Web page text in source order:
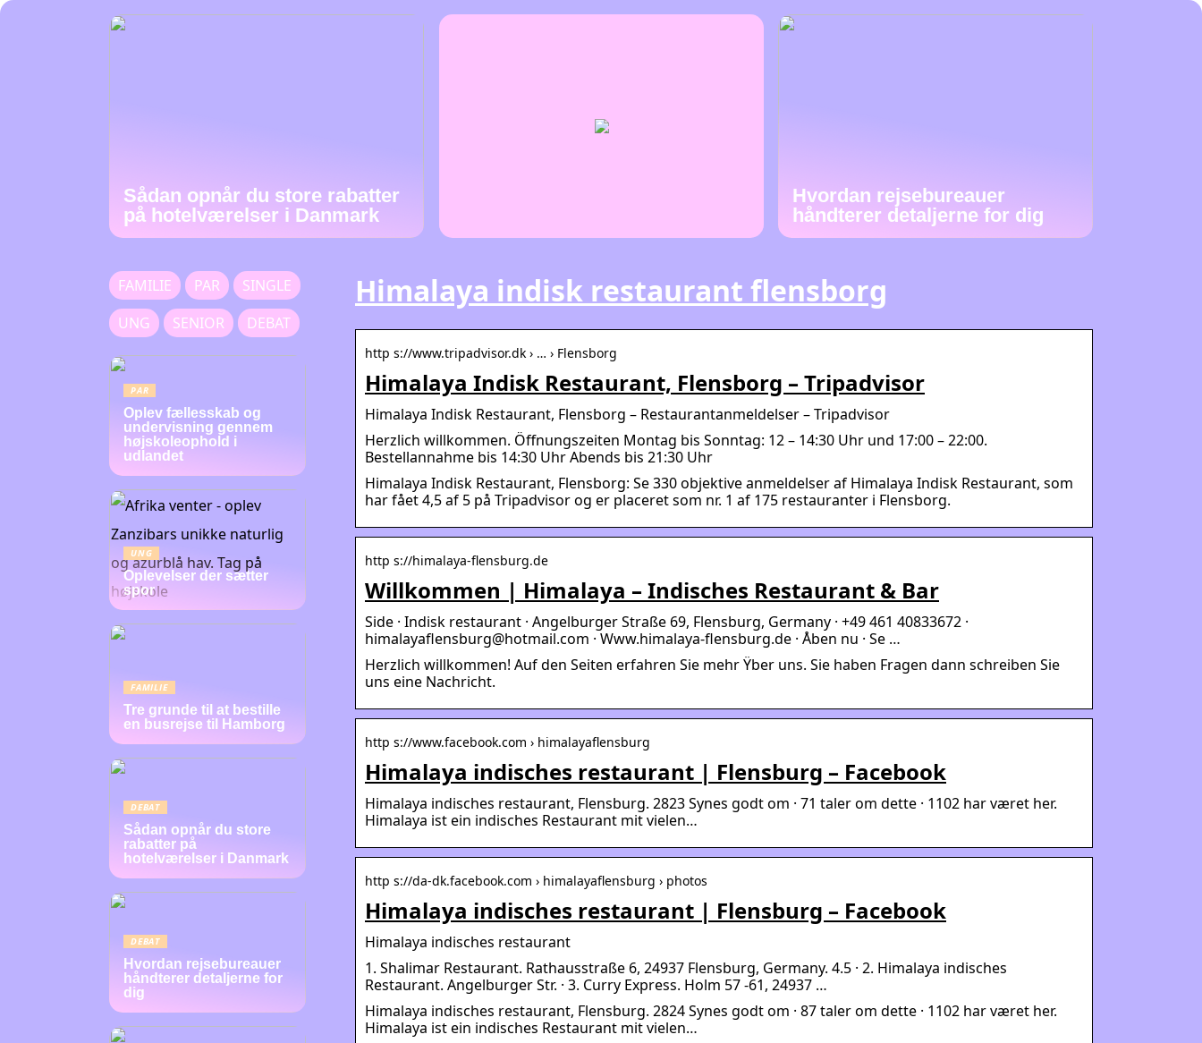
Sådan opnår du store rabatter
på hotelværelser i Danmark
Hvordan rejsebureauer
håndterer detaljerne for dig
Himalaya indisk restaurant flensborg
http s://www.tripadvisor.dk › … › Flensborg
Himalaya Indisk Restaurant, Flensborg – Tripadvisor
Himalaya Indisk Restaurant, Flensborg – Restaurantanmeldelser – Tripadvisor
Herzlich willkommen. Öffnungszeiten Montag bis Sonntag: 12 – 14:30 Uhr und 17:00 – 22:00.
Bestellannahme bis 14:30 Uhr Abends bis 21:30 Uhr
Himalaya Indisk Restaurant, Flensborg: Se 330 objektive anmeldelser af Himalaya Indisk Restaurant, som
har fået 4,5 af 5 på Tripadvisor og er placeret som nr. 1 af 175 restauranter i Flensborg.
http s://himalaya-flensburg.de
Willkommen | Himalaya – Indisches Restaurant & Bar
Side · Indisk restaurant · Angelburger Straße 69, Flensburg, Germany · +49 461 40833672 ·
himalayaflensburg@hotmail.com · Www.himalaya-flensburg.de · Åben nu · Se …
Herzlich willkommen! Auf den Seiten erfahren Sie mehr Ÿber uns. Sie haben Fragen dann schreiben Sie
uns eine Nachricht.
http s://www.facebook.com › himalayaflensburg
Himalaya indisches restaurant | Flensburg – Facebook
Himalaya indisches restaurant, Flensburg. 2823 Synes godt om · 71 taler om dette · 1102 har været her.
Himalaya ist ein indisches Restaurant mit vielen…
http s://da-dk.facebook.com › himalayaflensburg › photos
Himalaya indisches restaurant | Flensburg – Facebook
Himalaya indisches restaurant
1. Shalimar Restaurant. Rathausstraße 6, 24937 Flensburg, Germany. 4.5 · 2. Himalaya indisches
Restaurant. Angelburger Str. · 3. Curry Express. Holm 57 -61, 24937 …
Himalaya indisches restaurant, Flensburg. 2824 Synes godt om · 87 taler om dette · 1102 har været her.
Himalaya ist ein indisches Restaurant mit vielen…
FAMILIE PAR
SINGLE
UNG
SENIOR DEBAT
PAR
Oplev fællesskab og
undervisning gennem
højskoleophold i
udlandet
UNG
Oplevelser der sætter
spor
FAMILIE
Tre grunde til at bestille
en busrejse til Hamborg
DEBAT
Sådan opnår du store
rabatter på
hotelværelser i Danmark
DEBAT
Hvordan rejsebureauer
håndterer detaljerne for
dig